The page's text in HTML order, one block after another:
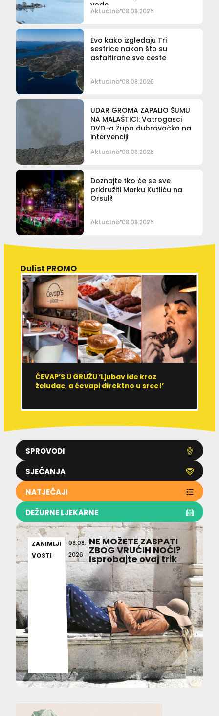
vode
Aktualno 08.08.2026
Evo kako izgledaju Tri
sestrice nakon što su
asfaltirane sve ceste
Aktualno 08.08.2026
UDAR GROMA ZAPALIO ŠUMU
NA MALAŠTICI: Vatrogasci
DVD-a Župa dubrovačka na
intervenciji
Aktualno 08.08.2026
Doznajte tko će se sve
pridružiti Marku Kutliću na
Orsuli!
Aktualno 08.08.2026
SPROVODI
SJEĆANJA
NATJEČAJI
DEŽURNE LJEKARNE
Dulist PROMO
ĆEVAP’S U GRUŽU ‘Ljubav ide kroz
želudac, a ćevapi direktno u srce!’
ZANIMLJI
VOSTI
08.08.
2026
NE MOŽETE ZASPATI
ZBOG VRUĆIH NOĆI?
Isprobajte ovaj trik